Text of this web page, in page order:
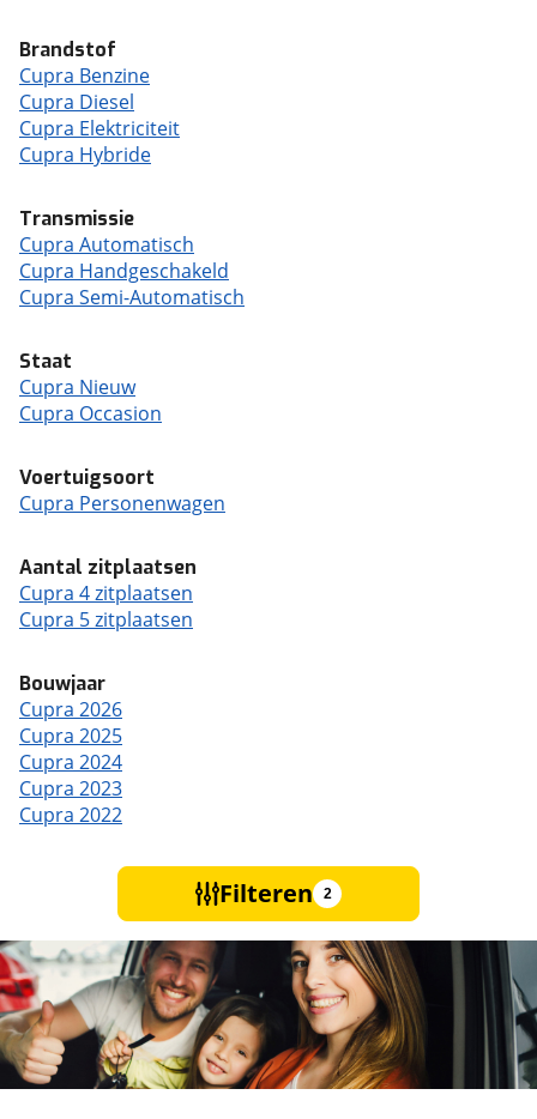
Brandstof
Cupra Benzine
Cupra Diesel
Cupra Elektriciteit
Cupra Hybride
Transmissie
Cupra Automatisch
Cupra Handgeschakeld
Cupra Semi-Automatisch
Staat
Cupra Nieuw
Cupra Occasion
Voertuigsoort
Cupra Personenwagen
Aantal zitplaatsen
Cupra 4 zitplaatsen
Cupra 5 zitplaatsen
Bouwjaar
Cupra 2026
Cupra 2025
Cupra 2024
Cupra 2023
Cupra 2022
Filteren 2